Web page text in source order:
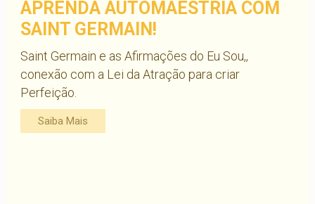
APRENDA AUTOMAESTRIA COM
SAINT GERMAIN!
Saint Germain e as Afirmações do Eu Sou,,
conexão com a Lei da Atração para criar
Perfeição.
Saiba Mais